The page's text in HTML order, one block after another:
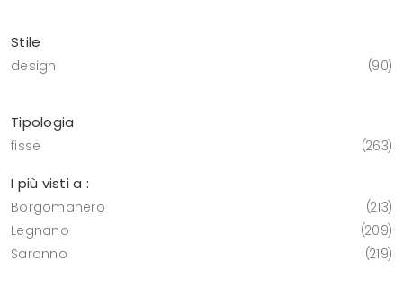
Stile
design 90
Tipologia
fisse 263
I più visti a :
Borgomanero
213
Legnano
209
Saronno
219